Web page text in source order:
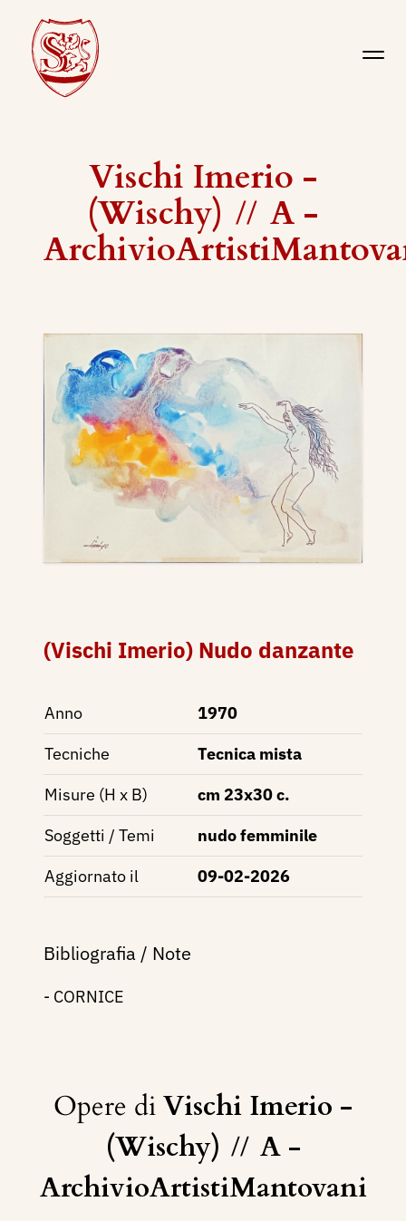
Vischi Imerio -
(Wischy) // A -
(Vischi Imerio) Nudo danzante
Anno
1970
Tecniche
Tecnica mista
Misure (H x B)
cm 23x30 c.
Soggetti / Temi
nudo femminile
Aggiornato il
09-02-2026
Bibliografia / Note
- CORNICE
Opere diVischi Imerio -
(Wischy) // A -
ArchivioArtistiMantovani